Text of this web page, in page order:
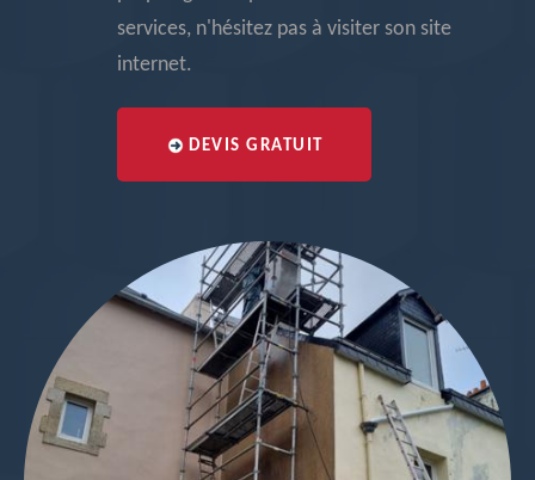
services, n'hésitez pas à visiter son site
internet.
DEVIS GRATUIT